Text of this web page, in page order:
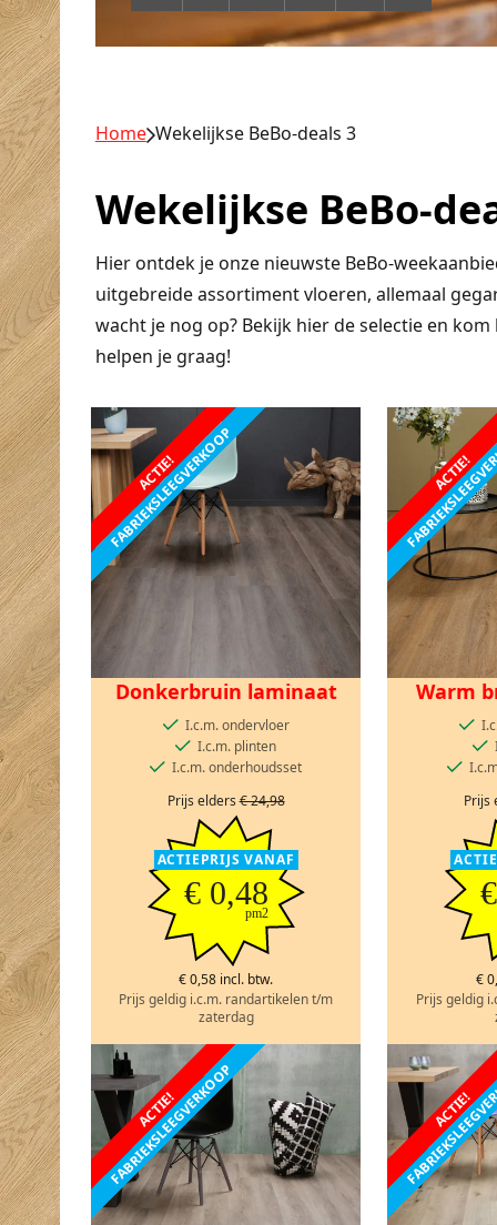
Home Wekelijkse BeBo-deals 3
Wekelijkse BeBo-
Hier ontdek je onze nieuwste BeBo-
uitgebreide assortiment vloeren, allemaal
wacht je nog op? Bekijk hier de selectie en
helpen je graag!
ACTIE!
FABRIEKSLEEGVERKOOP
Donkerbruin laminaat
I.c.m. ondervloer
I.c.m. plinten
I.c.m. onderhoudsset
Prijs elders€ 24,98
ACTIEPRIJS VANAF
€ 0,48
pm2
€ 0,58 incl. btw.
Prijs geldig i.c.m. randartikelen t/m
zaterdag
ACTIE!
Warm
Prijs
€
Prijs geldig
ACTIE!
FABRIEKSLEEGVERKOOP ACTIE!